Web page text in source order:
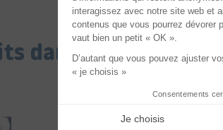
dans la même